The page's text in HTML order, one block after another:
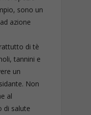
sono un
azione
di tè
tannini e
un
Non
al
di salute